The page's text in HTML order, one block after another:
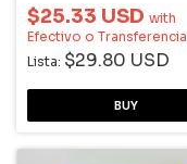
$25.33 USD with
Efectivo o Transferencia
Lista: $29.80 USD